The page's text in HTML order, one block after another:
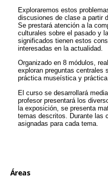
Exploraremos estos
discusiones de clase a partir
Se prestará atención a la
culturales sobre el pasado y
significados tienen estos
interesadas en la actualidad.
Organizado en 8 módulos,
exploran preguntas centrales
práctica museística y
El curso se desarrollará
profesor presentará los
la exposición, se presenta
temas descritos. Durante las
asignadas para cada tema.
Áreas